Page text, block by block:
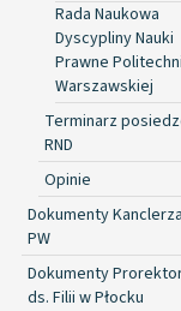
Rada Naukowa
Dyscypliny Nauki
Prawne
Warszawskiej
Terminarz
RND
Opinie
Dokumenty Kanclerza
PW
Dokumenty
ds. Filii w Płocku